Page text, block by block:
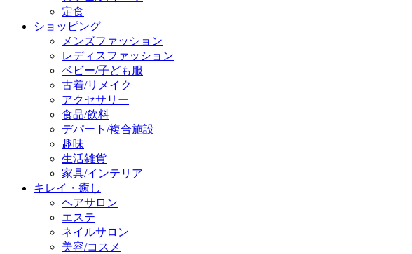
定食
ショッピング
メンズファッション
レディスファッション
ベビー/子ども服
古着/リメイク
アクセサリー
食品/飲料
デパート/複合施設
趣味
生活雑貨
家具/インテリア
キレイ・癒し
ヘアサロン
エステ
ネイルサロン
美容/コスメ